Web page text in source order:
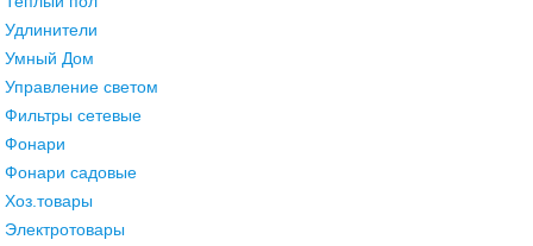
Удлинители
Умный Дом
Управление светом
Фильтры сетевые
Фонари
Фонари садовые
Хоз.товары
Электротовары